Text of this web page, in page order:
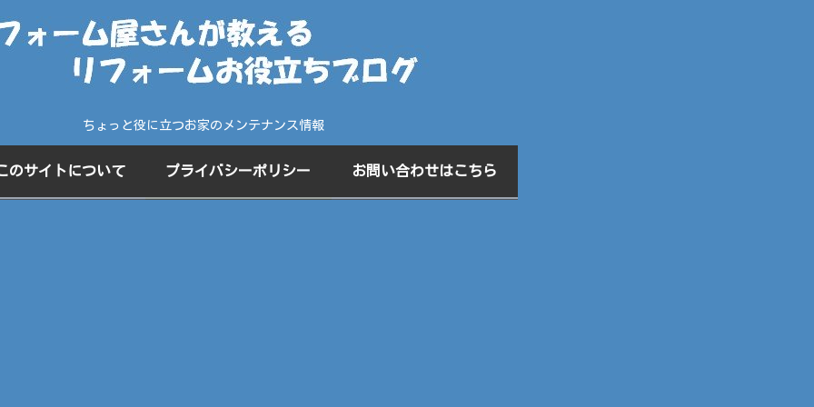
ちょっと役に立つお家のメンテナンス情報
のサイトについて プライバシーポリシー お問い合わせはこちら